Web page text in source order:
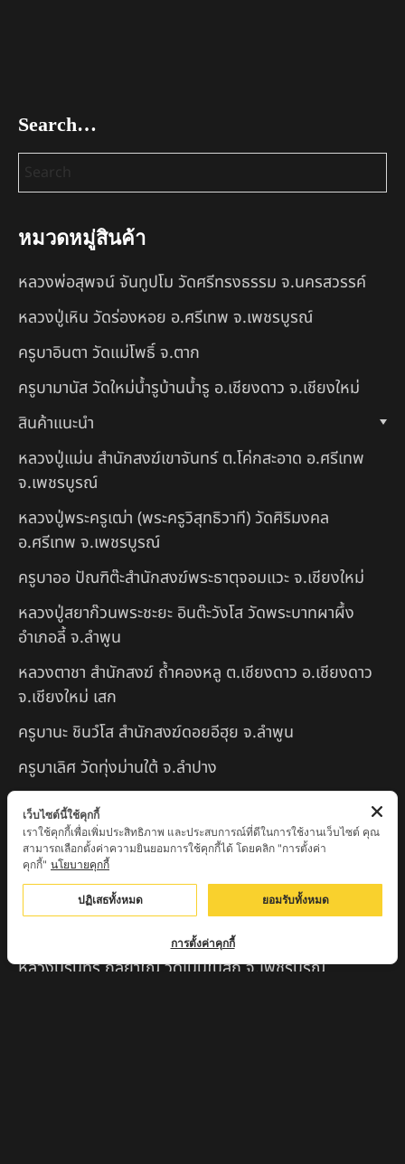
Search…
หมวดหมู่สินค้า
หลวงพ่อสุพจน์ จันทูปโม วัดศรีทรงธรรม จ.นครสวรรค์
หลวงปู่เหิน วัดร่องหอย อ.ศรีเทพ จ.เพชรบูรณ์
ครูบาอินตา วัดแม่โพธิ์ จ.ตาก
ครูบามานัส วัดใหม่น้ำรูบ้านน้ำรู อ.เชียงดาว จ.เชียงใหม่
สินค้าแนะนำ
หลวงปู่แม่น สำนักสงฆ์เขาจันทร์ ต.โค่กสะอาด อ.ศรีเทพ
จ.เพชรบูรณ์
หลวงปู่พระครูเฒ่า (พระครูวิสุทธิวาที) วัดศิริมงคล
อ.ศรีเทพ จ.เพชรบูรณ์
ครูบาออ ปัณฑิต๊ะสำนักสงฆ์พระธาตุจอมแวะ จ.เชียงใหม่
หลวงปู่สยาก๊วนพระชะยะ อินต๊ะวังโส วัดพระบาทผาผึ้ง
อำเภอลี้ จ.ลำพูน
หลวงตาชา สำนักสงฆ์ ถ้ำคองหลู ต.เชียงดาว อ.เชียงดาว
จ.เชียงใหม่ เสก
ครูบานะ ชินวํโส สำนักสงฆ์ดอยอีฮุย จ.ลำพูน
ครูบาเลิศ วัดทุ่งม่านใต้ จ.ลำปาง
หลวงปู่หนู นรินโท วัดวังท่าดี จ.เพชรบูรณ์
ครูบาทอง วัดก้อท่า จ.ลำพูน
ครูบาตุ๊เจ้าปู่หว่าหลิ่ง วิระทะโย วัดเวฬุวัน อ.เชียงดาว
จ.เชียงใหม่
ครูบาศรี สุจิตโต บ้านสบก๋ง จ.ลำปาง
หลวงปู่รินทร์ กลฺยาโณ วัดเนินโบสถ์ จ.เพชรบูรณ์
เว็บไซต์นี้ใช้คุกกี้
เราใช้คุกกี้เพื่อเพิ่มประสิทธิภาพ และประสบการณ์ที่ดีในการใช้งานเว็บไซต์ คุณ
สามารถเลือกตั้งค่าความยินยอมการใช้คุกกี้ได้ โดยคลิก "การตั้งค่า
คุกกี้" นโยบายคุกกี้
ปฏิเสธทั้งหมด ยอมรับทั้งหมด
การตั้งค่าคุกกี้